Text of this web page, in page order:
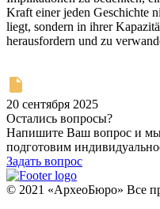
Kraft einer jeden Geschichte
liegt, sondern in ihrer
herausfordern und zu
20 сентября 2025
Остались вопросы?
Напишите Ваш вопрос и мы
подготовим
Задать вопрос
© 2021 «АрхеоБюро» Все